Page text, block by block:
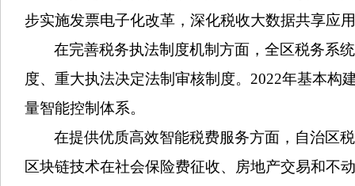
步实施发票电子化改革，深化税收大数据共享应
在完善税务执法制度机制方面，全区税务系
度、重大执法决定法制审核制度。2022年基本构
量智能控制体系。
在提供优质高效智能税费服务方面，自治区
区块链技术在社会保险费征收、房地产交易和不